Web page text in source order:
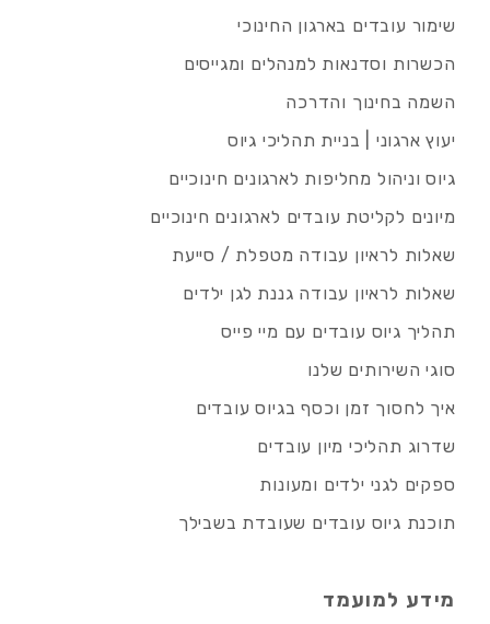
שימור עובדים בארגון החינוכי
הכשרות וסדנאות למנהלים ומגייסים
השמה בחינוך והדרכה
יעוץ ארגוני | בניית תהליכי גיוס
גיוס וניהול מחליפות לארגונים חינוכיים
מיונים לקליטת עובדים לארגונים חינוכיים
שאלות לראיון עבודה מטפלת / סייעת
שאלות לראיון עבודה גננת לגן ילדים
תהליך גיוס עובדים עם מיי פייס
סוגי השירותים שלנו
איך לחסוך זמן וכסף בגיוס עובדים
שדרוג תהליכי מיון עובדים
ספקים לגני ילדים ומעונות
תוכנת גיוס עובדים שעובדת בשבילך
מידע למועמד